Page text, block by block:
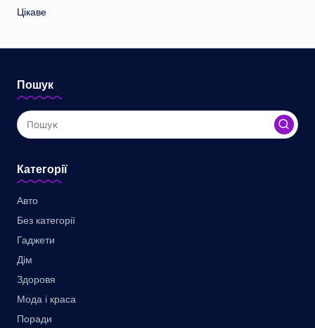
Цікаве
Пошук
Категорії
Авто
Без категорії
Гаджети
Дім
Здоровя
Мода і краса
Поради